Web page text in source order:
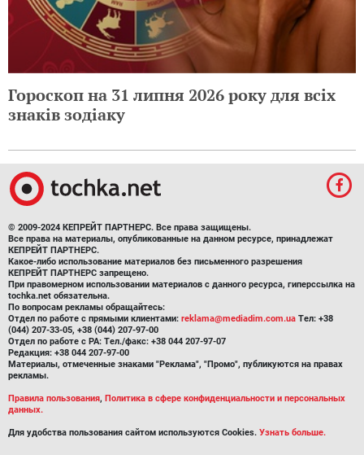
Гороскоп на 31 липня 2026 року для всіх
знаків зодіаку
© 2009-2024 КЕПРЕЙТ ПАРТНЕРС. Все права защищены.
Все права на материалы, опубликованные на данном ресурсе, принадлежат
КЕПРЕЙТ ПАРТНЕРС.
Какое-либо использование материалов без письменного разрешения
КЕПРЕЙТ ПАРТНЕРС запрещено.
При правомерном использовании материалов с данного ресурса, гиперссылка на
tochka.net обязательна.
По вопросам рекламы обращайтесь:
Отдел по работе с прямыми клиентами: reklama@mediadim.com.ua Тел: +38
(044) 207-33-05, +38 (044) 207-97-00
Отдел по работе с РА: Тел./факс: +38 044 207-97-07
Редакция: +38 044 207-97-00
Материалы, отмеченные знаками "Реклама", "Промо", публикуются на правах
рекламы.
Правила пользования, Политика в сфере конфиденциальности и персональных
данных.
Для удобства пользования сайтом используются Cookies. Узнать больше.